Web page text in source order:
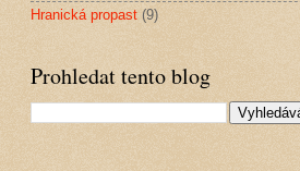
Hranická propast (9)
Prohledat tento blog